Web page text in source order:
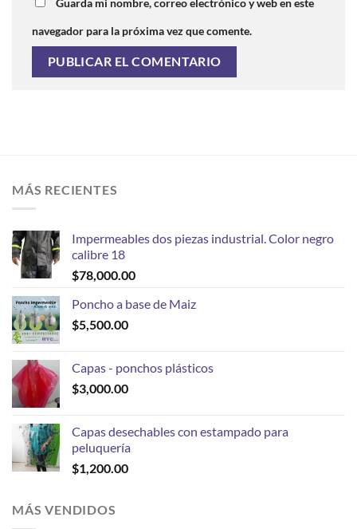
Guarda mi nombre, correo electrónico y web en este
navegador para la próxima vez que comente.
MÁS RECIENTES
Impermeables dos piezas industrial. Color negro
calibre 18
$78,000.00
Poncho a base de Maiz
$5,500.00
Capas - ponchos plásticos
$3,000.00
Capas desechables con estampado para
peluquería
$1,200.00
MÁS VENDIDOS